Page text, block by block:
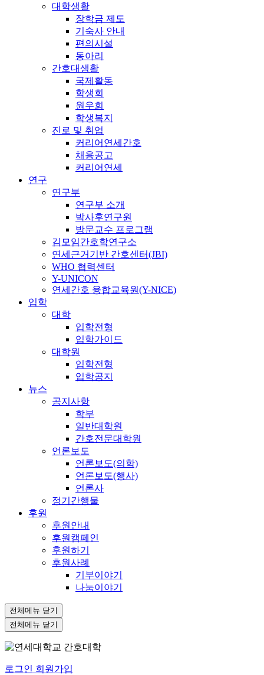
대학생활
장학금 제도
기숙사 안내
편의시설
동아리
간호대생활
국제활동
학생회
원우회
학생복지
진로 및 취업
커리어연세간호
채용공고
커리어연세
연구
연구부
연구부 소개
박사후연구원
방문교수 프로그램
김모임간호학연구소
연세근거기반 간호센터(JBI)
WHO 협력센터
Y-UNICON
연세간호 융합교육원(Y-NICE)
입학
대학
입학전형
입학가이드
대학원
입학전형
입학공지
뉴스
공지사항
학부
일반대학원
간호전문대학원
언론보도
언론보도(의학)
언론보도(행사)
언론사
정기간행물
후원
후원안내
후원캠페인
후원하기
후원사례
기부이야기
나눔이야기
전체메뉴 닫기
전체메뉴 닫기
로그인 회원가입